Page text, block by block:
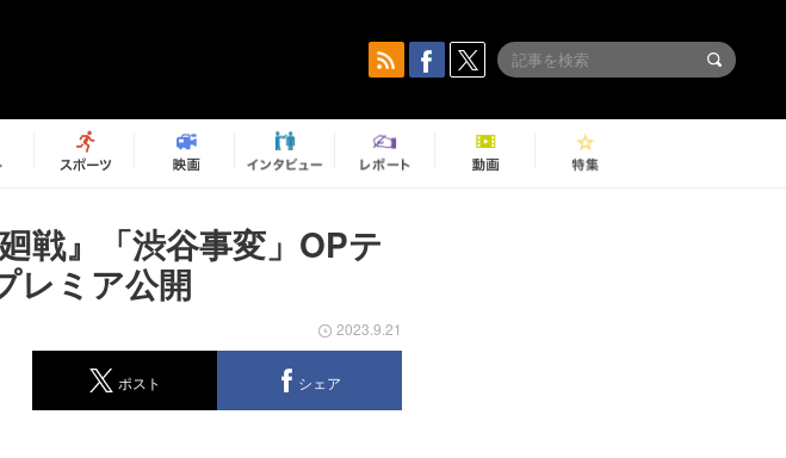
戦』「渋谷事変」OPテ
レミア公開
2023.9.21
ポスト シェア